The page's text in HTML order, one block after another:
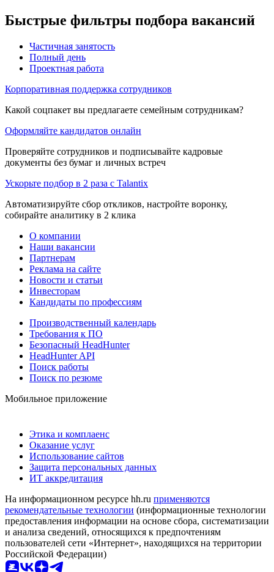
Быстрые фильтры подбора вакансий
Частичная занятость
Полный день
Проектная работа
Корпоративная поддержка сотрудников
Какой соцпакет вы предлагаете семейным сотрудникам?
Оформляйте кандидатов онлайн
Проверяйте сотрудников и подписывайте кадровые
документы без бумаг и личных встреч
Ускорьте подбор в 2 раза с Talantix
Автоматизируйте сбор откликов, настройте воронку,
собирайте аналитику в 2 клика
О компании
Наши вакансии
Партнерам
Реклама на сайте
Новости и статьи
Инвесторам
Кандидаты по профессиям
Производственный календарь
Требования к ПО
Безопасный HeadHunter
HeadHunter API
Поиск работы
Поиск по резюме
Мобильное приложение
Этика и комплаенс
Оказание услуг
Использование сайтов
Защита персональных данных
ИТ аккредитация
На информационном ресурсе hh.ru применяются
рекомендательные технологии (информационные технологии
предоставления информации на основе сбора, систематизации
и анализа сведений, относящихся к предпочтениям
пользователей сети «Интернет», находящихся на территории
Российской Федерации)